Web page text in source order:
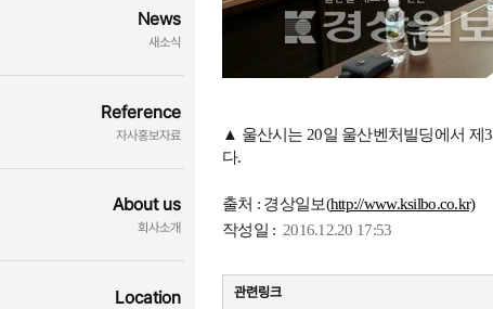
News
새소식
Reference
자사홍보자료
About us
회사소개
Location
▲ 울산시는 20일 울산벤처빌딩에서 제
다.
출처 : 경상일보(http://www.ksilbo.co.kr)
작성일 : 2016.12.20 17:53
관련링크